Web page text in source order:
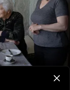
Все они,